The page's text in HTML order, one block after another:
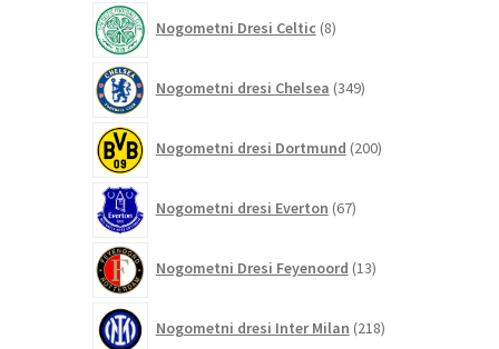
Nogometni Dresi Celtic 8izdelkov
Nogometni dresi Chelsea 349izdelkov
Nogometni dresi Dortmund 200izdelkov
Nogometni dresi Everton 67izdelkov
Nogometni Dresi Feyenoord 13izdelkov
Nogometni dresi Inter Milan 218izdelkov